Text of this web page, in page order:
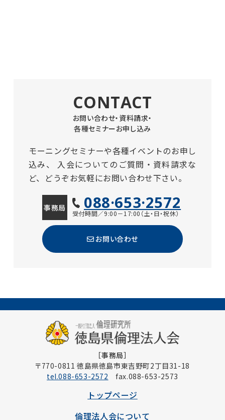
CONTACT
お問い合わせ・資料請求・
各種セミナーお申し込み
モーニングセミナーや各種イベントのお申し
込み、
入会についてのご質問・資料請求な
ど、どうぞお気軽にお問い合わせ下さい。
事務局 088·653·2572
受付時間／9:00－17:00（土・日・祝休）
お問い合わせ
［事務局］
〒770-0811 徳島県徳島市東吉野町2丁目31-18
tel.088-653-2572 fax.088-653-2573
トップページ
倫理法人会について